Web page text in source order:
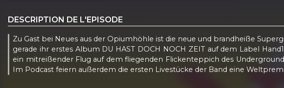
DESCRIPTION DE L'EPISODE
Zu Gast bei Neues aus der Opiumhöhle ist die neue und brandheiße
gerade ihr erstes Album DU HAST DOCH NOCH ZEIT auf dem Label
ein mitreißender Flug auf dem fliegenden Flickenteppich des
Im Podcast feiern außerdem die ersten Livestücke der Band eine